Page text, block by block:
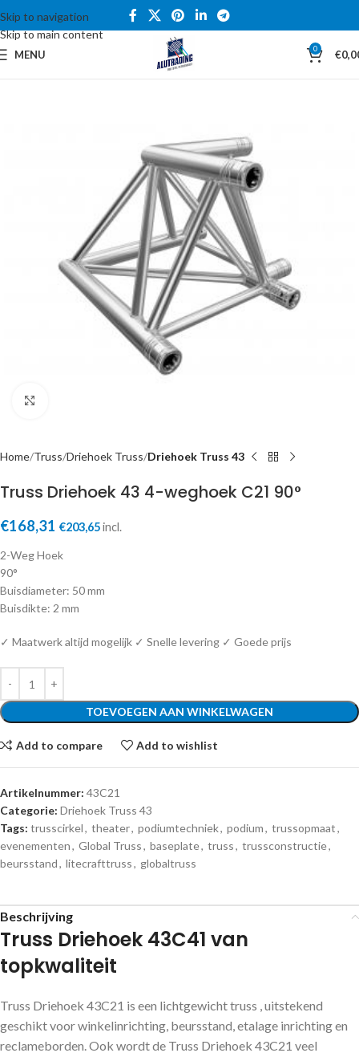
Skip to navigation
Skip to main content
MENU 0 €
Home Truss Driehoek Truss Driehoek Truss 43
Truss Driehoek 43 4-weghoek C21 90°
€168,31 €203,65incl.
2-Weg Hoek
90°
Buisdiameter: 50 mm
Buisdikte: 2 mm
✓ Maatwerk altijd mogelijk ✓ Snelle levering ✓ Goede prijs
TOEVOEGEN AAN WINKELWAGEN
Add to compare Add to wishlist
Artikelnummer: 43C21
Categorie: Driehoek Truss 43
Tags: trusscirkel, theater, podiumtechniek, podium, trussopmaat,
evenementen, Global Truss, baseplate, truss, trussconstructie,
beursstand, litecrafttruss, globaltruss
Beschrijving
Truss Driehoek 43C41 van
topkwaliteit
Truss Driehoek 43C21 is een lichtgewicht truss , uitstekend
geschikt voor winkelinrichting, beursstand, etalage inrichting en
reclameborden. Ook wordt de Truss Driehoek 43C21 veel